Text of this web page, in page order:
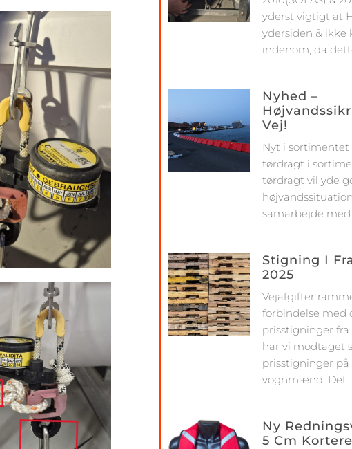
yderst vigtigt at
ydersiden & ikke
indenom, da
Nyhed –
Vej!
Nyt i sortimentet
tørdragt i
tørdragt vil yde
samarbejde med
Stigning I
2025
Vejafgifter
forbindelse med
prisstigninger fra
har vi modtaget
prisstigninger på
vognmænd. Det
Ny
5 Cm Kortere